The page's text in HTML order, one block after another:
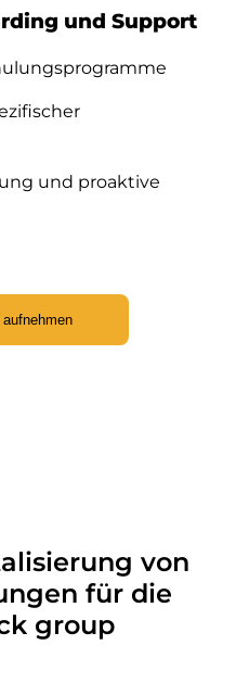
und Support
und proaktive
von
für die
group